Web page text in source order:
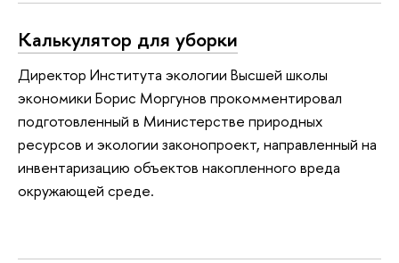
Калькулятор для уборки
Директор Института экологии Высшей школы
экономики Борис Моргунов прокомментировал
подготовленный в Министерстве природных
ресурсов и экологии законопроект, направленный на
инвентаризацию объектов накопленного вреда
окружающей среде.